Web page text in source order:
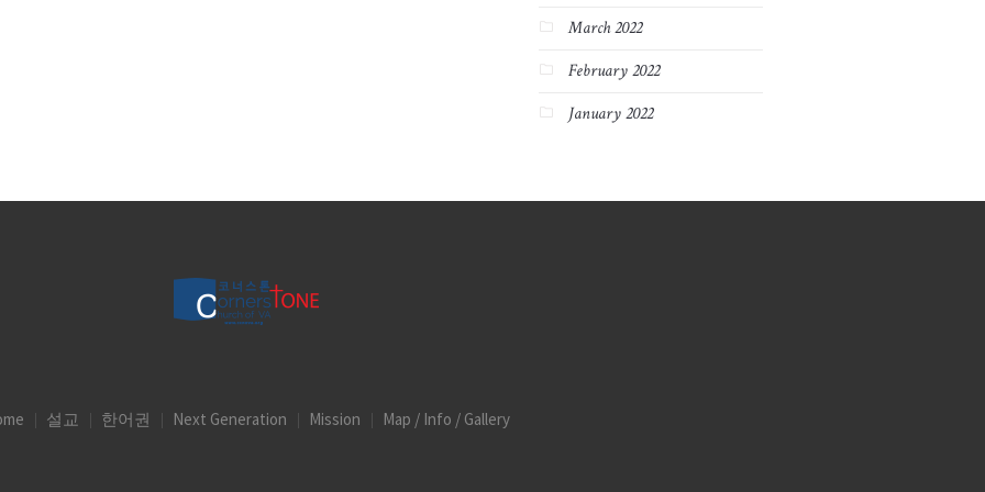
March 2022
February 2022
January 2022
설교 한어권 Next Generation Mission Map / Info / Gallery